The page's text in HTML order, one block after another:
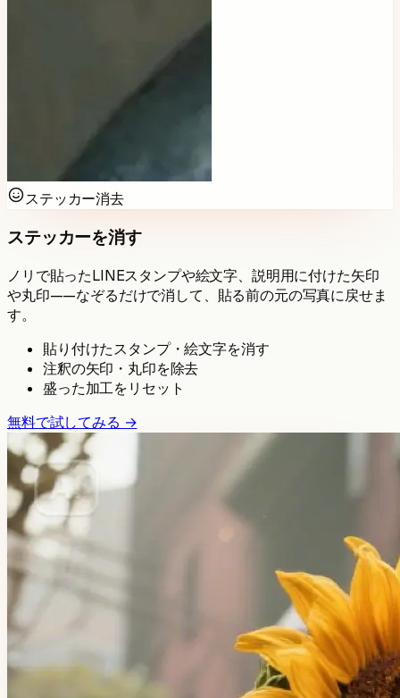
ステッカー消去
ステッカーを消す
ノリで貼ったLINEスタンプや絵文字、説明用に付けた矢印
や丸印——なぞるだけで消して、貼る前の元の写真に戻せま
す。
貼り付けたスタンプ・絵文字を消す
注釈の矢印・丸印を除去
盛った加工をリセット
無料で試してみる →